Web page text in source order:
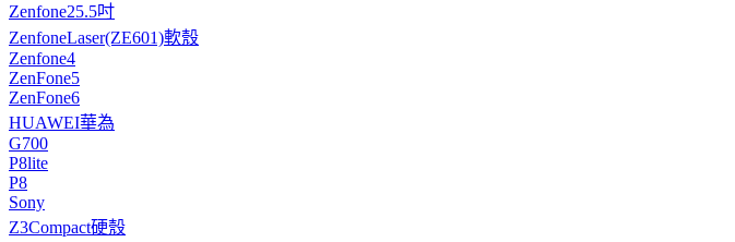
Zenfone25.5吋
ZenfoneLaser(ZE601)軟殼
Zenfone4
ZenFone5
ZenFone6
HUAWEI華為
G700
P8lite
P8
Sony
Z3Compact硬殼